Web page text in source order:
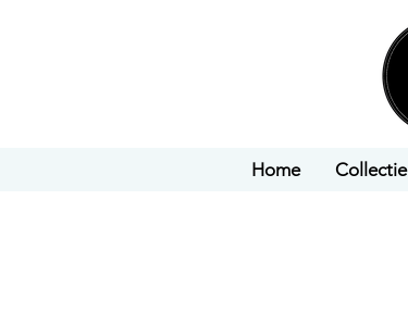
Home Collectie